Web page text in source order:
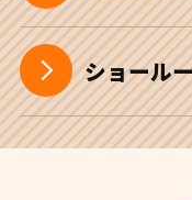
ショール